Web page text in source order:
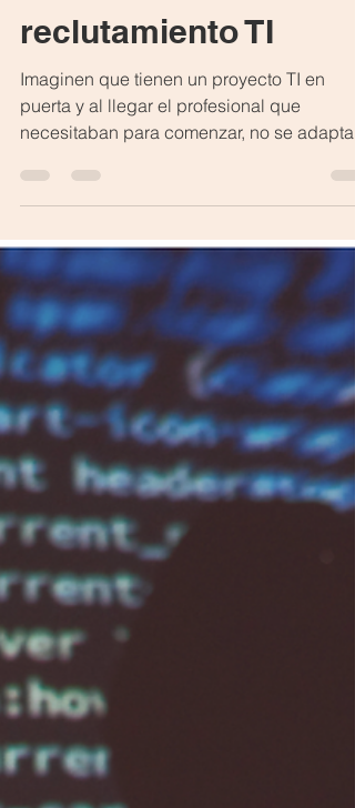
inadecuado
reclutamiento TI
Imaginen que tienen un proyecto TI en
puerta y al llegar el profesional que
necesitaban para comenzar, no se adapta